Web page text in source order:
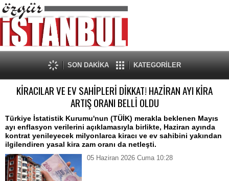
SON DAKİKA KATEGORİLER
KİRACILAR VE EV SAHİPLERİ DİKKAT! HAZİRAN AYI KİRA
ARTIŞ ORANI BELLİ OLDU
​Türkiye İstatistik Kurumu'nun (TÜİK) merakla beklenen Mayıs
ayı enflasyon verilerini açıklamasıyla birlikte, Haziran ayında
kontrat yenileyecek milyonlarca kiracı ve ev sahibini yakından
ilgilendiren yasal kira zam oranı da netleşti.
05 Haziran 2026 Cuma 10:28